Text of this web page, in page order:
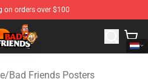
on orders over $100
Bad Friends Merchandise
/Bad Friends Posters